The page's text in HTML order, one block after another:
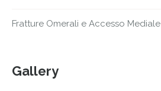
Fratture Omerali e Accesso Mediale
Gallery